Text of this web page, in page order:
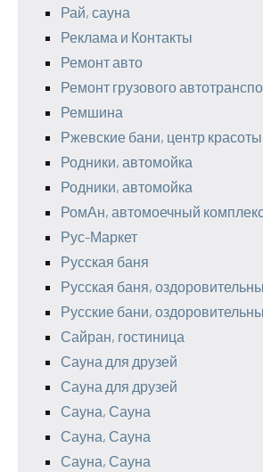
Рай, сауна
Реклама и Контакты
Ремонт авто
Ремонт грузового
Ремшина
Ржевские бани, центр
Родники, автомойка
Родники, автомойка
РомАн, автомоечный
Рус-Маркет
Русская баня
Русская баня,
Русские бани,
Сайран, гостиница
Сауна для друзей
Сауна для друзей
Сауна, Сауна
Сауна, Сауна
Сауна, Сауна